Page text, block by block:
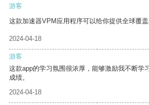
游客
这款加速器VPM应用程序可以给你提供全球覆盖
2024-04-18
游客
这款app的学习氛围很浓厚，能够激励我不断学
成绩。
2024-04-18